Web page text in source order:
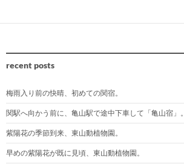
recent posts
梅雨入り前の快晴、初めての関宿。
関駅へ向かう前に、亀山駅で途中下車して「亀山宿」。
紫陽花の季節到来、東山動植物園。
早めの紫陽花が既に見頃、東山動植物園。